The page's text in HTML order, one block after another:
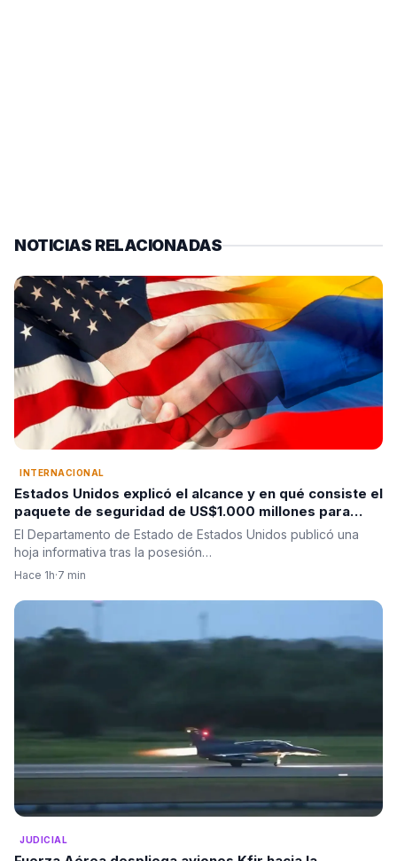
NOTICIAS RELACIONADAS
INTERNACIONAL
Estados Unidos explicó el alcance y en qué consiste el
paquete de seguridad de US$1.000 millones para
Colombia tras la posesión de Abelardo De La Espriella
El Departamento de Estado de Estados Unidos publicó una
hoja informativa tras la posesión…
Hace 1h·7 min
JUDICIAL